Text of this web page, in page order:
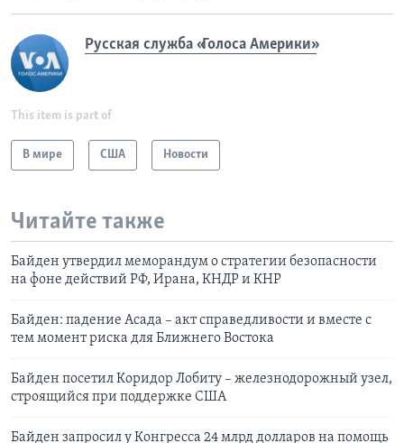
Русская служба «Голоса Америки»
This item is part of
В мире США Новости
Читайте также
Байден утвердил меморандум о стратегии безопасности
на фоне действий РФ, Ирана, КНДР и КНР
Байден: падение Асада – акт справедливости и вместе с
тем момент риска для Ближнего Востока
Байден посетил Коридор Лобиту – железнодорожный узел,
строящийся при поддержке США
Байден запросил у Конгресса 24 млрд долларов на помощь